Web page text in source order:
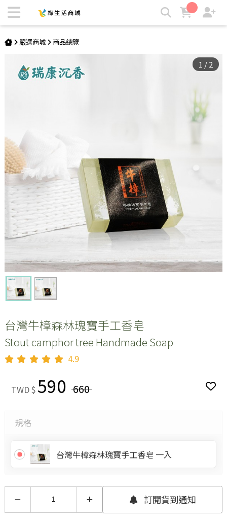
台灣牛樟森林瑰寶手工香皂 | 綠生活商城
嚴選商城 商品總覽
1 /2
台灣牛樟森林瑰寶手工香皂
Stout camphor tree Handmade Soap
4.9
TWD $590 660
規格
台灣牛樟森林瑰寶手工香皂 一入
訂閱貨到通知